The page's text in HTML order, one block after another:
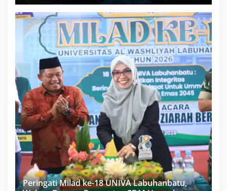
Peringati Milad ke-18 UNIVA Labuhanbatu,